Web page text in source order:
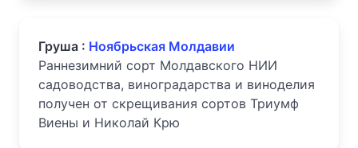
Груша : Ноябрьская Молдавии
Раннезимний сорт Молдавского НИИ
садоводства, виноградарства и виноделия
получен от скрещивания сортов Триумф
Виены и Николай Крю